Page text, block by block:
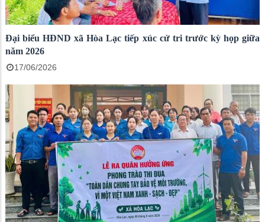
Đại biểu HĐND xã Hòa Lạc tiếp xúc cử tri trước kỳ họp giữa
năm 2026
17/06/2026